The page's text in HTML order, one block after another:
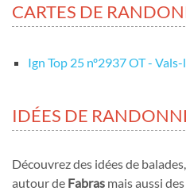
CARTES DE
Ign Top 25 nº2937 OT -
IDÉES DE
Découvrez des idées de
autour de Fabras mais aussi